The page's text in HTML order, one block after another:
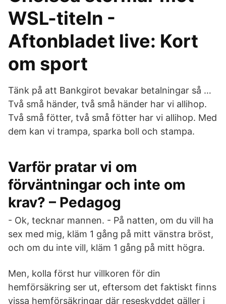
WSL-titeln -
Aftonbladet live: Kort
om sport
Tänk på att Bankgirot bevakar betalningar så …
Två små händer, två små händer har vi allihop.
Två små fötter, två små fötter har vi allihop. Med
dem kan vi trampa, sparka boll och stampa.
Varför pratar vi om
förväntningar och inte om
krav? – Pedagog
- Ok, tecknar mannen. - På natten, om du vill ha
sex med mig, kläm 1 gång på mitt vänstra bröst,
och om du inte vill, kläm 1 gång på mitt högra.
Men, kolla först hur villkoren för din
hemförsäkring ser ut, eftersom det faktiskt finns
vissa hemförsäkringar där reseskyddet gäller i